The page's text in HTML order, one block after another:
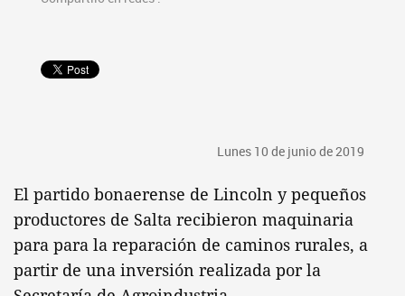
Lunes 10 de junio de 2019
El partido bonaerense de Lincoln y pequeños
productores de Salta recibieron maquinaria
para para la reparación de caminos rurales, a
partir de una inversión realizada por la